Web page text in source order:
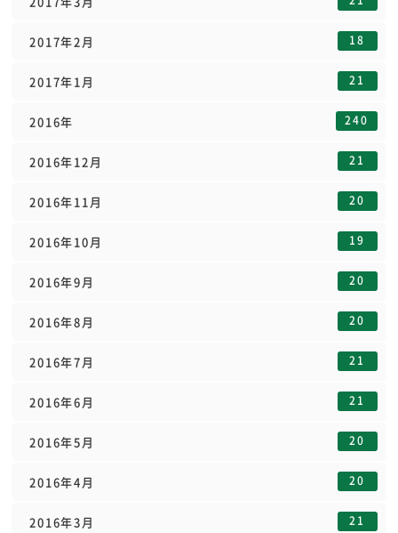
2017年2月 18
2017年1月 21
2016年 240
2016年12月 21
2016年11月 20
2016年10月 19
2016年9月 20
2016年8月 20
2016年7月 21
2016年6月 21
2016年5月 20
2016年4月 20
2016年3月 21